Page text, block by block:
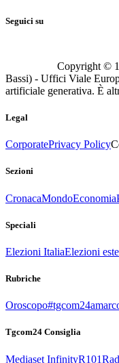
Seguici su
Copyright ©
Bassi) - Uffici Viale
artificiale generativa. È
Legal
CorporatePrivacy Policy
Sezioni
CronacaMondoEconomia
Speciali
Elezioni ItaliaElezioni
Rubriche
Oroscopo
Tgcom24 Consiglia
Mediaset InfinityR101